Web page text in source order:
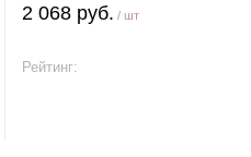
2 068 руб. / шт
Рейтинг: